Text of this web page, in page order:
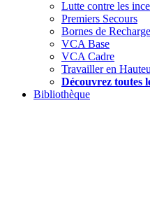
Lutte contre les
Premiers Secours
Bornes de Recharge
VCA Base
VCA Cadre
Travailler en
Découvrez toutes
Bibliothèque